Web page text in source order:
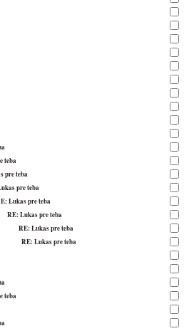
teba
pre teba
pre teba
Lukas pre teba
RE: Lukas pre teba
RE: Lukas pre teba
RE: Lukas pre teba
teba